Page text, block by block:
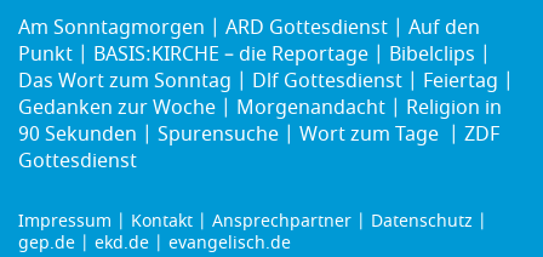
Am Sonntagmorgen ARD Gottesdienst
Auf den
Punkt
BASIS:KIRCHE – die Reportage
Bibelclips
Das Wort zum Sonntag
Dlf Gottesdienst
Feiertag
Gedanken zur Woche
Morgenandacht
Religion in
90 Sekunden
Spurensuche Wort zum Tage
ZDF
Gottesdienst
Footer
Impressum Kontakt Ansprechpartner
Datenschutz
gep.de
ekd.de evangelisch.de